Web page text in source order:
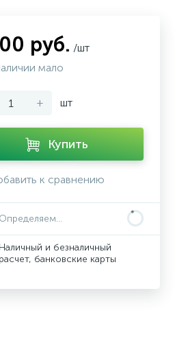
руб. /шт
мало
+ шт
Купить
к сравнению
Определяем...
Наличный и безналичный
расчет, банковские карты